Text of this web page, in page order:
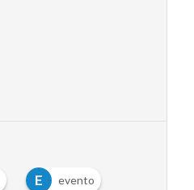
E evento